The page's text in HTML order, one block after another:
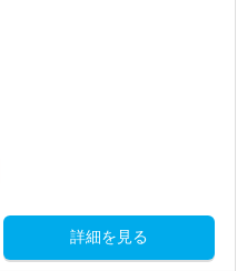
詳細を見る